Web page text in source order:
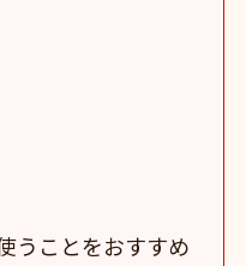
うことをおすすめ